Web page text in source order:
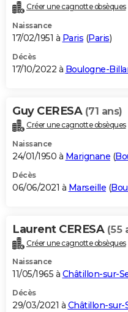
Créer une cagnotte obsèques
Naissance
17/02/1951 à Paris (Paris)
Décès
17/10/2022 à Boulogne-
Guy CERESA (71 ans)
Créer une cagnotte obsèques
Naissance
24/01/1950 à Marignane (
Décès
06/06/2021 à Marseille (
Laurent CERESA (55
Créer une cagnotte obsèques
Naissance
11/05/1965 à Châtillon-sur-
Décès
29/03/2021 à Châtillon-sur-